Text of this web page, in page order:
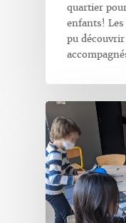
quartier
enfants!
pu